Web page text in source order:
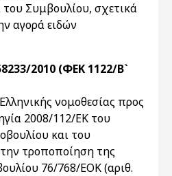
του Συμβουλίου, σχετικά
αγορά ειδών
2010 (ΦΕΚ 1122/Β`
νομοθεσίας προς
2008/112/ΕΚ του
και του
τροποποίηση της
76/768/ΕΟΚ (αριθ.